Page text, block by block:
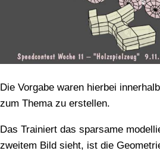
Die Vorgabe waren hierbei
zum Thema zu erstellen.
Das Trainiert das sparsame
zweitem Bild sieht, ist die